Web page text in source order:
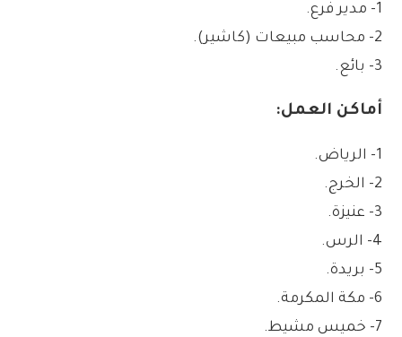
1- مدير فرع.
2- محاسب مبيعات (كاشير).
3- بائع.
أماكن العمل:
1- الرياض.
2- الخرج.
3- عنيزة.
4- الرس.
5- بريدة.
6- مكة المكرمة.
7- خميس مشيط.